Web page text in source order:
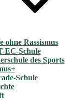
ohne Rassismus
EC-Schule
des Sports
Schule